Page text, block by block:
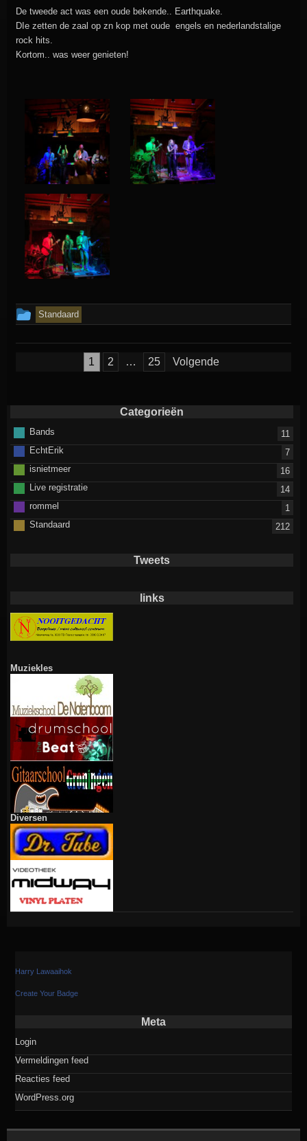
De tweede act was een oude bekende.. Earthquake.
DIe zetten de zaal op zn kop met oude engels en nederlandstalige
rock hits.
Kortom.. was weer genieten!
Dit
Standaard
1 2 … 25 Volgende
Categorieën
Bands
11
EchtErik
7
isnietmeer
16
Live registratie
14
rommel
1
Standaard
212
Tweets
links
Muziekles
Diversen
Harry Lawaaihok
Create Your Badge
Meta
Login
Vermeldingen feed
Reacties feed
WordPress.org